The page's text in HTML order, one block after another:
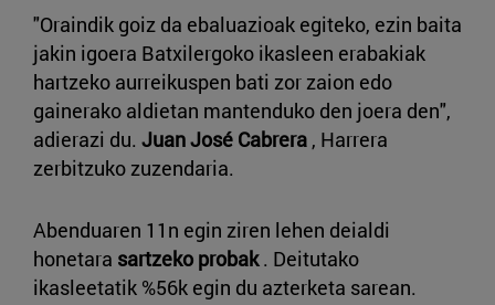
"Oraindik goiz da ebaluazioak egiteko, ezin baita
jakin igoera Batxilergoko ikasleen erabakiak
hartzeko aurreikuspen bati zor zaion edo
gainerako aldietan mantenduko den joera den",
adierazi du. Juan José Cabrera , Harrera
zerbitzuko zuzendaria.
Abenduaren 11n egin ziren lehen deialdi
honetara sartzeko probak. Deitutako
ikasleetatik %56k egin du azterketa sarean.